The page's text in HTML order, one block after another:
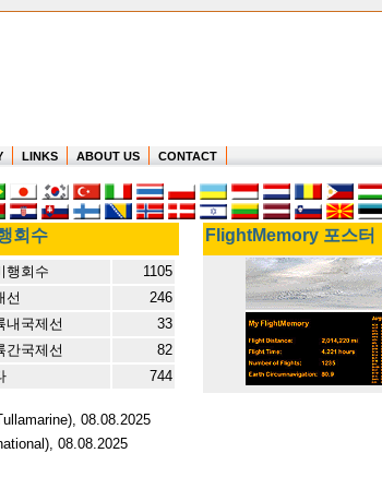
LINKS ABOUT US CONTACT
회수 FlightMemory 포스터
행회수
1105
선
246
내국제선
33
간국제선
82
744
08.08.2025
08.08.2025